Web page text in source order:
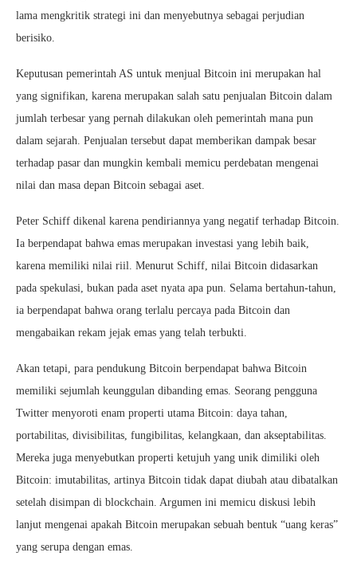
lama mengkritik strategi ini dan menyebutnya sebagai perjudian
berisiko.
Keputusan pemerintah AS untuk menjual Bitcoin ini merupakan hal
yang signifikan, karena merupakan salah satu penjualan Bitcoin dalam
jumlah terbesar yang pernah dilakukan oleh pemerintah mana pun
dalam sejarah. Penjualan tersebut dapat memberikan dampak besar
terhadap pasar dan mungkin kembali memicu perdebatan mengenai
nilai dan masa depan Bitcoin sebagai aset.
Peter Schiff dikenal karena pendiriannya yang negatif terhadap Bitcoin.
Ia berpendapat bahwa emas merupakan investasi yang lebih baik,
karena memiliki nilai riil. Menurut Schiff, nilai Bitcoin didasarkan
pada spekulasi, bukan pada aset nyata apa pun. Selama bertahun-tahun,
ia berpendapat bahwa orang terlalu percaya pada Bitcoin dan
mengabaikan rekam jejak emas yang telah terbukti.
Akan tetapi, para pendukung Bitcoin berpendapat bahwa Bitcoin
memiliki sejumlah keunggulan dibanding emas. Seorang pengguna
Twitter menyoroti enam properti utama Bitcoin: daya tahan,
portabilitas, divisibilitas, fungibilitas, kelangkaan, dan akseptabilitas.
Mereka juga menyebutkan properti ketujuh yang unik dimiliki oleh
Bitcoin: imutabilitas, artinya Bitcoin tidak dapat diubah atau dibatalkan
setelah disimpan di blockchain. Argumen ini memicu diskusi lebih
lanjut mengenai apakah Bitcoin merupakan sebuah bentuk “uang keras”
yang serupa dengan emas.